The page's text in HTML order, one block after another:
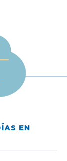
EN